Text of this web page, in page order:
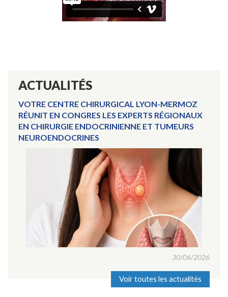
ACTUALITÉS
VOTRE CENTRE CHIRURGICAL LYON-MERMOZ
RÉUNIT EN CONGRES LES EXPERTS RÉGIONAUX
EN CHIRURGIE ENDOCRINIENNE ET TUMEURS
NEUROENDOCRINES
30/06/2026
Voir toutes les actualités